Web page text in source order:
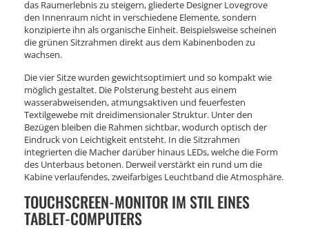
das Raumerlebnis zu steigern, gliederte Designer Lovegrove
den Innenraum nicht in verschiedene Elemente, sondern
konzipierte ihn als organische Einheit. Beispielsweise scheinen
die grünen Sitzrahmen direkt aus dem Kabinenboden zu
wachsen.
Die vier Sitze wurden gewichtsoptimiert und so kompakt wie
möglich gestaltet. Die Polsterung besteht aus einem
wasserabweisenden, atmungsaktiven und feuerfesten
Textilgewebe mit dreidimensionaler Struktur. Unter den
Bezügen bleiben die Rahmen sichtbar, wodurch optisch der
Eindruck von Leichtigkeit entsteht. In die Sitzrahmen
integrierten die Macher darüber hinaus LEDs, welche die Form
des Unterbaus betonen. Derweil verstärkt ein rund um die
Kabine verlaufendes, zweifarbiges Leuchtband die Atmosphäre.
TOUCHSCREEN-MONITOR IM STIL EINES
TABLET-COMPUTERS